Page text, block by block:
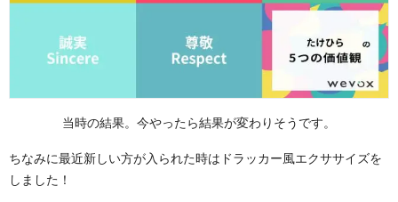
当時の結果。今やったら結果が変わりそうです。
ちなみに最近新しい方が入られた時はドラッカー風エクササイズを
しました！